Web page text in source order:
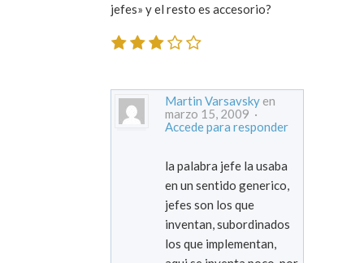
jefes» y el resto es accesorio?
Martin Varsavsky en
marzo 15, 2009 ·
Accede para responder
la palabra jefe la usaba
en un sentido generico,
jefes son los que
inventan, subordinados
los que implementan,